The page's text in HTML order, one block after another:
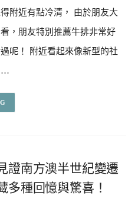
附近有點冷清， 由於朋友大
，朋友特別推薦牛排非常好
呢！ 附近看起來像新型的社
…
證南方澳半世紀變遷
多種回憶與驚喜！